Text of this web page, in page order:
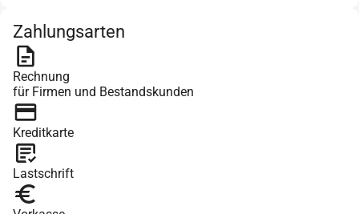
Zahlungsarten
Rechnung
für Firmen und Bestandskunden
Kreditkarte
Lastschrift